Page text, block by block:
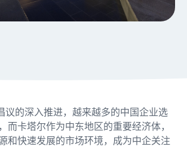
议的深入推进，越来越多的中国企业选
而卡塔尔作为中东地区的重要经济体，
和快速发展的市场环境，成为中企关注